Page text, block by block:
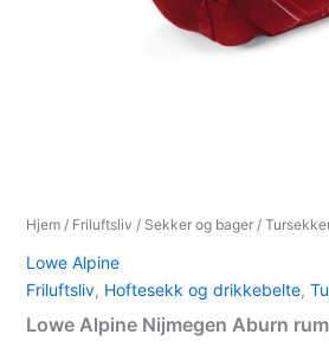
Hjem / Friluftsliv / Sekker og bager /
Lowe Alpine
Friluftsliv, Hoftesekk og drikkebelte,
Lowe Alpine Nijmegen Aburn